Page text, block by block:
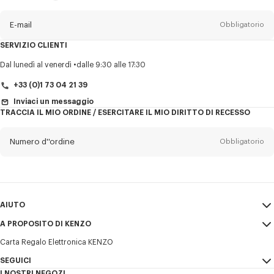
E-mail Obbligatorio
TitoloObbligatorio
che possono essere personalizzati, in particolare sui social network e
SERVIZIO CLIENTI
Dal lunedì al venerdì dalle 9:30 alle 17:30
+33 (0)1 73 04 21 39
Inviaci un messaggio
TRACCIA IL MIO ORDINE / ESERCITARE IL MIO DIRITTO DI RECESSO
Numero d''ordine Obbligatorio
AIUTO
Il mio account
Guida alle taglie
FAQ
A PROPOSITO DI KENZO
Condizioni di vendita
Note Legali e Termini di utilizzo
Carta Regalo Elettronica KENZO
SEGUICI